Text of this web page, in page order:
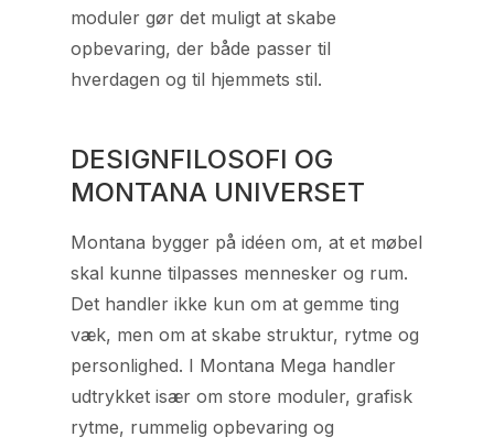
moduler gør det muligt at skabe
opbevaring, der både passer til
hverdagen og til hjemmets stil.
DESIGNFILOSOFI OG
MONTANA UNIVERSET
Montana bygger på idéen om, at et møbel
skal kunne tilpasses mennesker og rum.
Det handler ikke kun om at gemme ting
væk, men om at skabe struktur, rytme og
personlighed. I Montana Mega handler
udtrykket især om store moduler, grafisk
rytme, rummelig opbevaring og